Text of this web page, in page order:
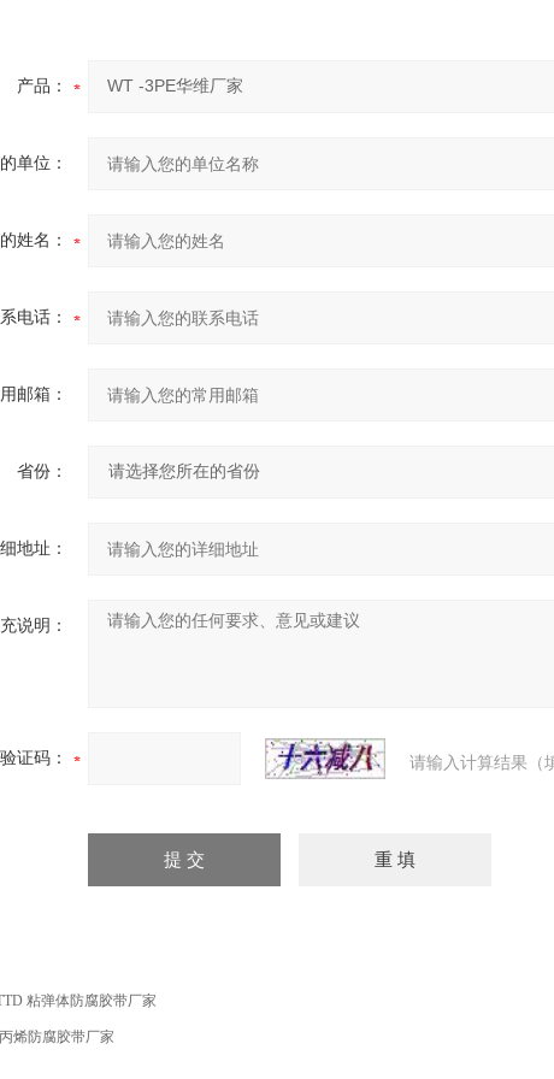
产品：
单位：
姓名：
电话：
邮箱：
省份：
地址：
说明：
验证码： 请输入计算结果（
粘弹体防腐胶带厂家
烯防腐胶带厂家